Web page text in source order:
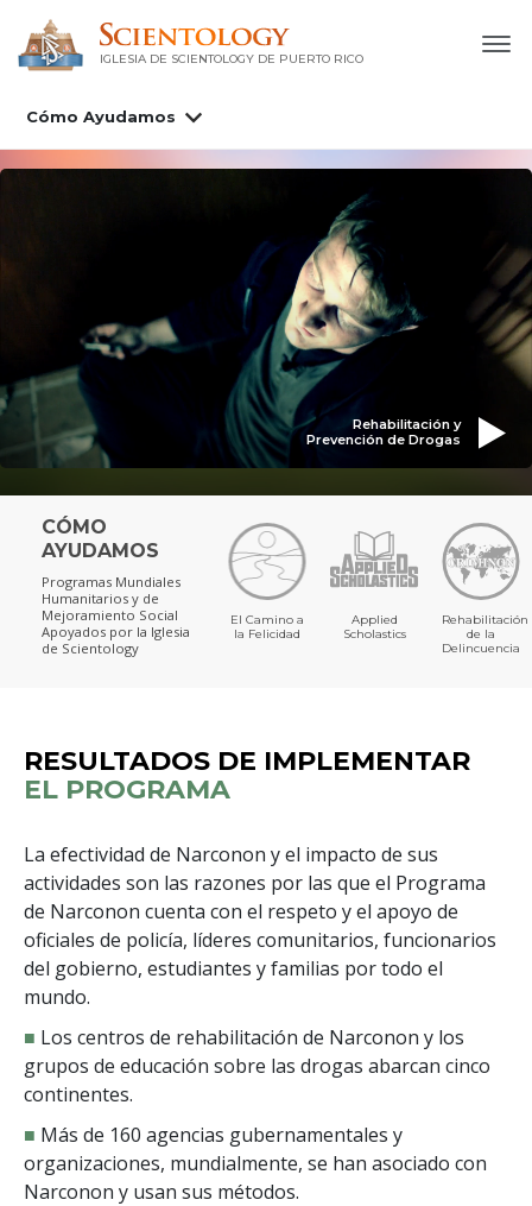
IGLESIA DE SCIENTOLOGY DE PUERTO RICO
Cómo Ayudamos
Rehabilitación y
Prevención de Drogas
CÓMO
AYUDAMOS
Programas Mundiales
Humanitarios y de
Mejoramiento Social
Apoyados por la Iglesia
de Scientology
El Camino a
la Felicidad
Applied
Scholastics
Rehabilitación
de la
Delincuencia
RESULTADOS DE IMPLEMENTAR
EL PROGRAMA
La efectividad de Narconon y el impacto de sus
actividades son las razones por las que el Programa
de Narconon cuenta con el respeto y el apoyo de
oficiales de policía, líderes comunitarios, funcionarios
del gobierno, estudiantes y familias por todo el
mundo.
■ Los centros de rehabilitación de Narconon y los
grupos de educación sobre las drogas abarcan cinco
continentes.
■ Más de 160 agencias gubernamentales y
organizaciones, mundialmente, se han asociado con
Narconon y usan sus métodos.